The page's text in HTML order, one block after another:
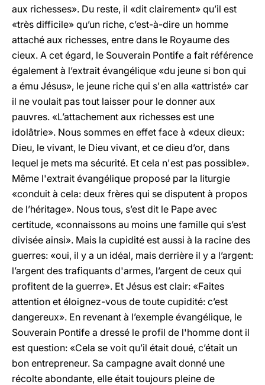
aux richesses». Du reste, il «dit clairement» qu’il est
«très difficile» qu’un riche, c’est-à-dire un homme
attaché aux richesses, entre dans le Royaume des
cieux. A cet égard, le Souverain Pontife a fait référence
également à l’extrait évangélique «du jeune si bon qui
a ému Jésus», le jeune riche qui s'en alla «attristé» car
il ne voulait pas tout laisser pour le donner aux
pauvres. «L’attachement aux richesses est une
idolâtrie». Nous sommes en effet face à «deux dieux:
Dieu, le vivant, le Dieu vivant, et ce dieu d’or, dans
lequel je mets ma sécurité. Et cela n'est pas possible».
Même l'extrait évangélique proposé par la liturgie
«conduit à cela: deux frères qui se disputent à propos
de l’héritage». Nous tous, s’est dit le Pape avec
certitude, «connaissons au moins une famille qui s’est
divisée ainsi». Mais la cupidité est aussi à la racine des
guerres: «oui, il y a un idéal, mais derrière il y a l’argent:
l’argent des trafiquants d'armes, l’argent de ceux qui
profitent de la guerre». Et Jésus est clair: «Faites
attention et éloignez-vous de toute cupidité: c’est
dangereux». En revenant à l’exemple évangélique, le
Souverain Pontife a dressé le profil de l'homme dont il
est question: «Cela se voit qu’il était doué, c’était un
bon entrepreneur. Sa campagne avait donné une
récolte abondante, elle était toujours pleine de